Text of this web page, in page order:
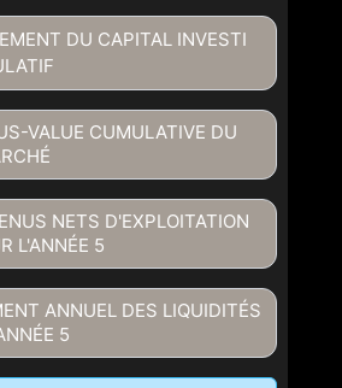
DU CAPITAL INVESTI
VALUE CUMULATIVE DU
NETS D'EXPLOITATION
L'ANNÉE 5
ANNUEL DES LIQUIDITÉS
5